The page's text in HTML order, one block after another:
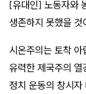
[유대인] 노동자와
생존하지 못했을 것
시온주의는 토착
유력한 제국주의 열
정치 운동의 창시